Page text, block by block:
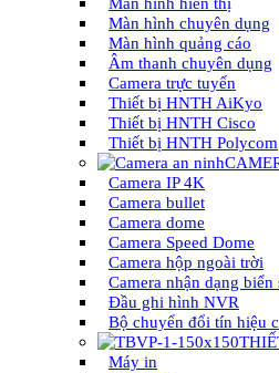
Màn hình chuyên dụng
Màn hình quảng cáo
Âm thanh chuyên dụng
Camera trực tuyến
Thiết bị HNTH AiKyo
Thiết bị HNTH Cisco
Thiết bị HNTH Polycom
Camera IP 4K
Camera bullet
Camera dome
Camera Speed Dome
Camera hộp ngoài trời
Camera nhận dạng biển
Đầu ghi hình NVR
Bộ chuyển đổi tín hiệu
Máy in